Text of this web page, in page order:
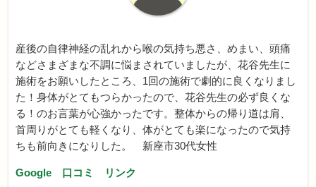
産後の自律神経の乱れから喉の気持ち悪さ、めまい、頭痛
などさまざまな不調に悩まされていましたが、花谷先生に
施術をお願いしたところ、1回の施術で劇的に良くなりまし
た！身体がとてもつらかったので、花谷先生の必ず良くな
る！のお言葉が心強かったです。整体からの帰り道は肩、
首周りがとても軽くなり、体がとても楽になったので気持
ちも前向きになりした。 新座市30代女性
Google 口コミ リンク